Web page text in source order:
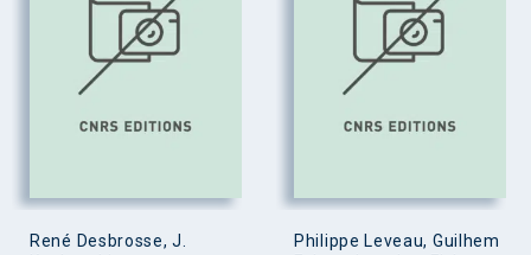
René Desbrosse, J.
Philippe Leveau, Guilhem